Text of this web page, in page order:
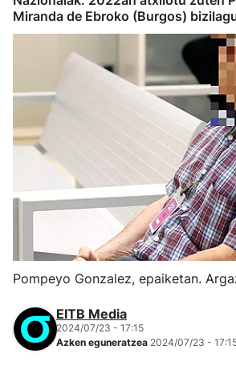
Miranda de Ebroko (Burgos)
Pompeyo Gonzalez, epaiketan.
EITB Media
2024/07/23 - 17:15
Azken eguneratzea 2024/07/23 -